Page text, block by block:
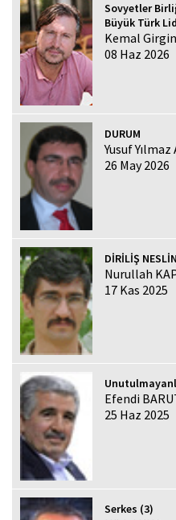
Sovyetler
Büyük Türk
Kemal Girgin
08 Haz 2026
DURUM
Yusuf Yılmaz
26 May 2026
DİRİLİŞ
Nurullah
17 Kas 2025
Efendi
25 Haz 2025
Serkes (3)